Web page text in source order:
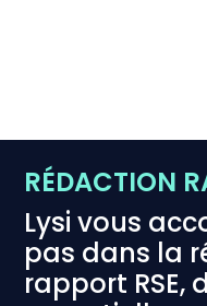
RÉDACTION
Lysi vous
pas dans la
rapport RSE,